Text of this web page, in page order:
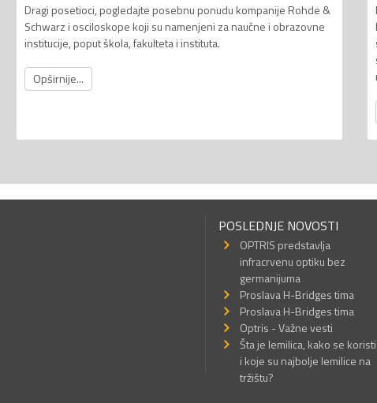
Dragi posetioci, pogledajte posebnu ponudu kompanije Rohde &
Schwarz i osciloskope koji su namenjeni za naučne i obrazovne
institucije, poput škola, fakulteta i instituta.
Opširnije...
POSLEDNJE NOVOSTI
OPTRIS predstavlja
infracrvenu optiku bez
germanijuma
Proslava H-Bridges tima
Proslava H-Bridges tima
Optris - Važne vesti
Šta je lemilica, kako se koristi
i koje su najbolje lemilice na
tržištu?